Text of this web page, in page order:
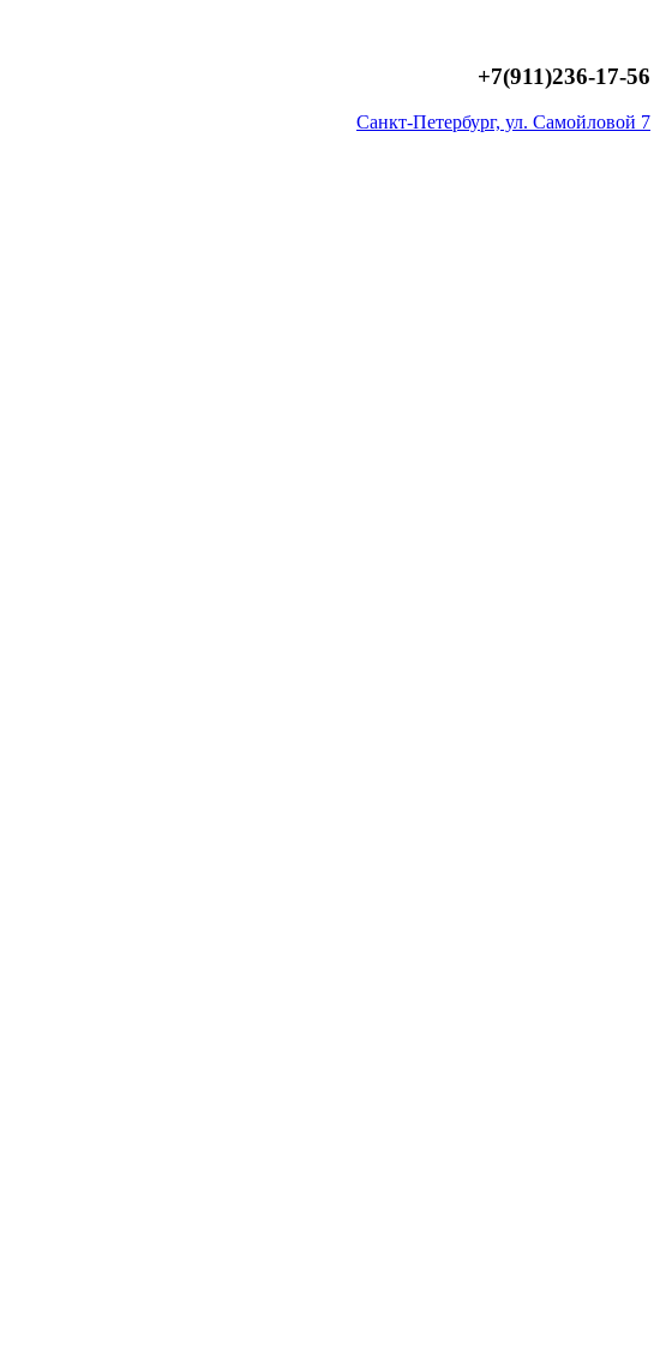
+7(911)236-17-56
Санкт-Петербург, ул. Самойловой 7